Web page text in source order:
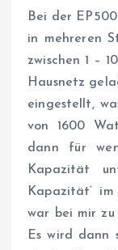
Bei der
in mehreren
zwischen 1 –
Hausnetz
eingestellt,
von 1600
dann für
Kapazität
Kapazität‘
war bei mir
Es wird dann